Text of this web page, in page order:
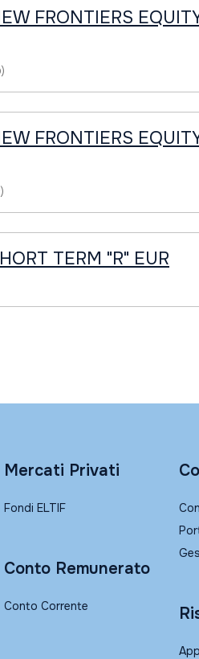
FRONTIERS
FRONTIERS
TERM "R" EUR
Mercati Privati
Fondi ELTIF
Conto Remunerato
Conto Corrente